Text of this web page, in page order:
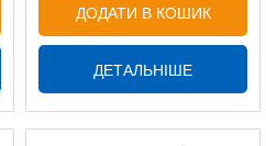
ДОДАТИ В КОШИК
ДЕТАЛЬНІШЕ